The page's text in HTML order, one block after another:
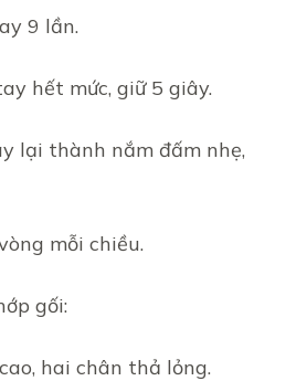
9 lần.
hết mức, giữ 5 giây.
lại thành nắm đấm nhẹ,
mỗi chiều.
gối:
hai chân thả lỏng.